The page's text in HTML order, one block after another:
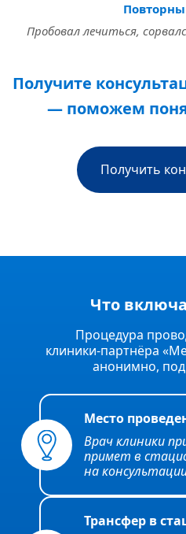
Пробовал лечиться,
Получите
— поможем
Получить
Что
Процедура
клиники‑партнёра
анонимно,
Место
Врач клиники
примет в
на
Трансфер в